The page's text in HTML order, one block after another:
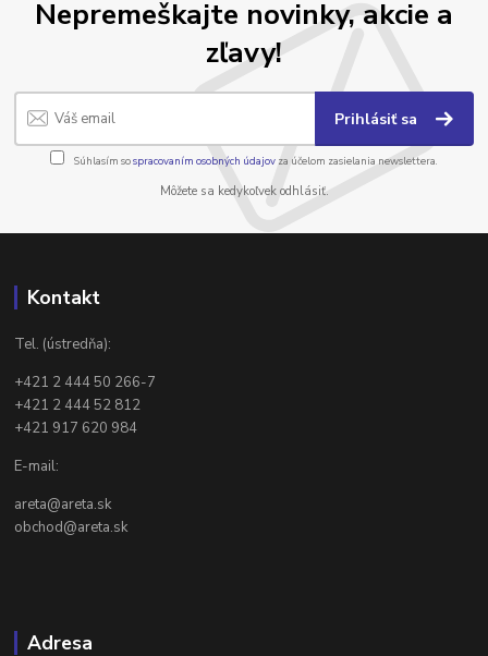
Nepremeškajte novinky, akcie a
zľavy!
Prihlásiť sa
Súhlasím sospracovaním osobných údajov za účelom zasielania newslettera.
Môžete sa kedykoľvek odhlásiť.
Kontakt
Tel. (ústredňa):
+421 2 444 50 266-7
+421 2 444 52 812
+421 917 620 984
E-mail:
areta@areta.sk
obchod@areta.sk
Adresa